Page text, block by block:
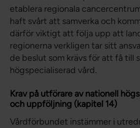
etablera regionala
haft svårt att samverka och
därför viktigt att följa upp att
regionerna verkligen tar sitt
de beslut som krävs för att få till
högspecialiserad vård.
Krav på utförare av nationell
och uppföljning (kapitel 14)
Vårdförbundet instämmer i